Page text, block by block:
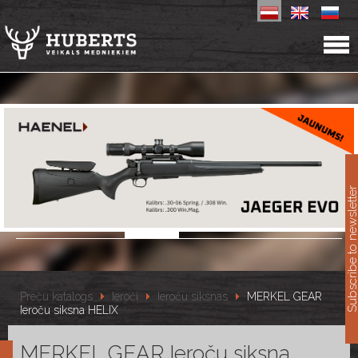
Preču katalogs Ieroči Ieroču siksnas
MERKEL GEAR
Ieroču siksna HELIX
MERKEL GEAR Ieroču siksna
Subscribe